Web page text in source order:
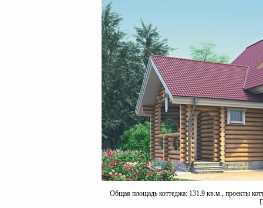
Общая площадь коттеджа: 131.9 кв.м., проекты